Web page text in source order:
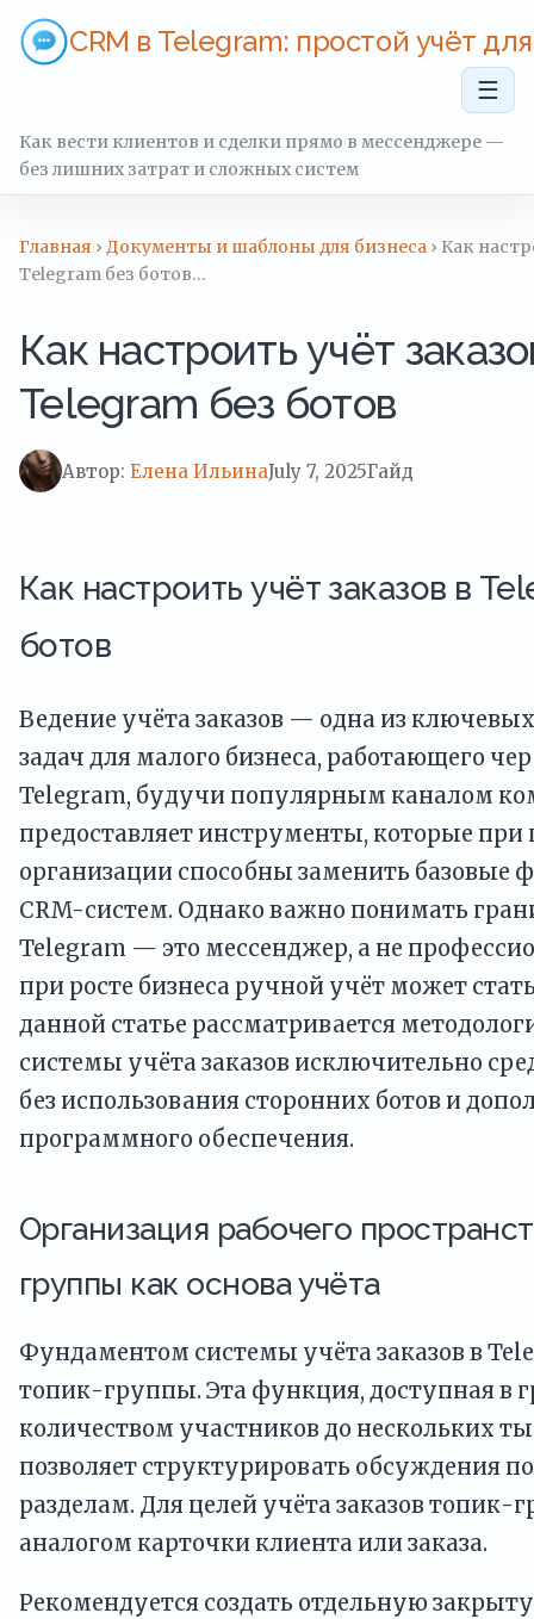
CRM в Telegram: простой учёт
☰
Как вести клиентов и сделки прямо в мессенджере —
без лишних затрат и сложных систем
Главная › Документы и шаблоны для бизнеса › Как
Telegram без ботов…
Как настроить учёт
Telegram без ботов
Автор: Елена ИльинаJuly 7, 2025Гайд
Как настроить учёт заказов в
ботов
Ведение учёта заказов — одна из
задач для малого бизнеса, работающего
Telegram, будучи популярным каналом
предоставляет инструменты, которые при
организации способны заменить базовые
CRM-систем. Однако важно понимать
Telegram — это мессенджер, а не
при росте бизнеса ручной учёт может
данной статье рассматривается
системы учёта заказов исключительно
без использования сторонних ботов и
программного обеспечения.
Организация рабочего
группы как основа учёта
Фундаментом системы учёта заказов в
топик-группы. Эта функция, доступная в
количеством участников до нескольких
позволяет структурировать обсуждения
разделам. Для целей учёта заказов топик-
аналогом карточки клиента или заказа.
Рекомендуется создать отдельную